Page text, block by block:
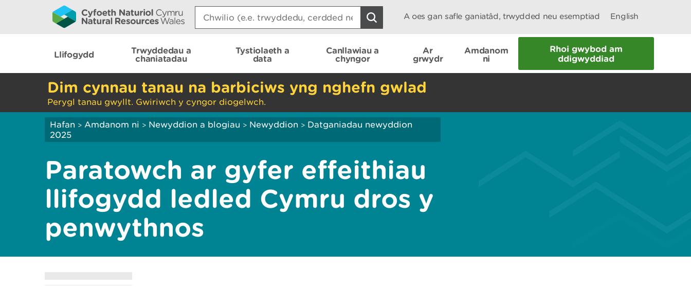
Search:
A oes gan safle ganiatâd, trwydded neu esemptiad English
Llifogydd
Trwyddedau a
chaniatadau
Tystiolaeth a
data
Canllawiau a
chyngor
Ar
grwydr
Amdanom
ni
Rhoi gwybod am
ddigwyddiad
Dim cynnau tanau na barbiciws yng nghefn gwlad
Perygl tanau gwyllt. Gwiriwch y cyngor diogelwch.
Hafan > Amdanom ni > Newyddion a blogiau > Newyddion > Datganiadau newyddion
2025
Paratowch ar gyfer effeithiau
llifogydd ledled Cymru dros y
penwythnos